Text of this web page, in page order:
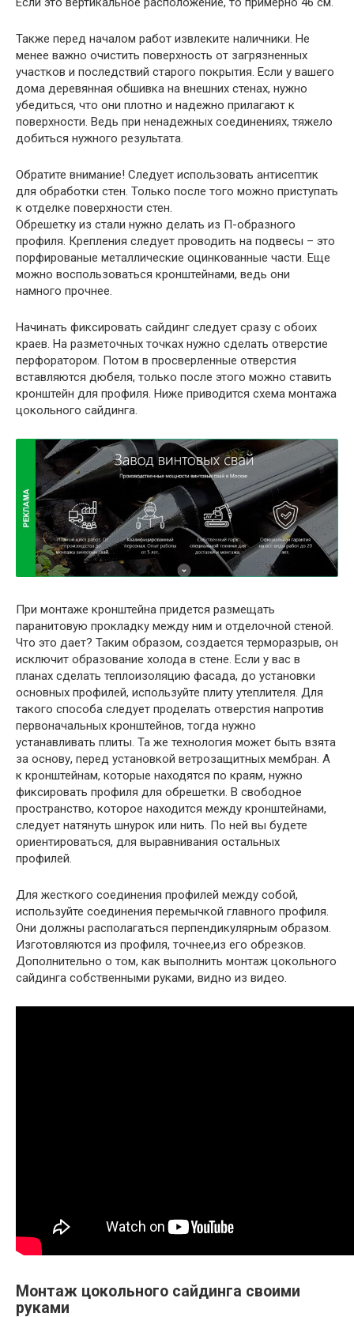
Также перед началом работ извлеките наличники. Не
менее важно очистить поверхность от загрязненных
участков и последствий старого покрытия. Если у вашего
дома деревянная обшивка на внешних стенах, нужно
убедиться, что они плотно и надежно прилагают к
поверхности. Ведь при ненадежных соединениях, тяжело
добиться нужного результата.
Обратите внимание! Следует использовать антисептик
для обработки стен. Только после того можно приступать
к отделке поверхности стен.
Обрешетку из стали нужно делать из П-образного
профиля. Крепления следует проводить на подвесы – это
порфированые металлические оцинкованные части. Еще
можно воспользоваться кронштейнами, ведь они
намного прочнее.
Начинать фиксировать сайдинг следует сразу с обоих
краев. На разметочных точках нужно сделать отверстие
перфоратором. Потом в просверленные отверстия
вставляются дюбеля, только после этого можно ставить
кронштейн для профиля. Ниже приводится схема монтажа
цокольного сайдинга.
При монтаже кронштейна придется размещать
паранитовую прокладку между ним и отделочной стеной.
Что это дает? Таким образом, создается терморазрыв, он
исключит образование холода в стене. Если у вас в
планах сделать теплоизоляцию фасада, до установки
основных профилей, используйте плиту утеплителя. Для
такого способа следует проделать отверстия напротив
первоначальных кронштейнов, тогда нужно
устанавливать плиты. Та же технология может быть взята
за основу, перед установкой ветрозащитных мембран. А
к кронштейнам, которые находятся по краям, нужно
фиксировать профиля для обрешетки. В свободное
пространство, которое находится между кронштейнами,
следует натянуть шнурок или нить. По ней вы будете
ориентироваться, для выравнивания остальных
профилей.
Для жесткого соединения профилей между собой,
используйте соединения перемычкой главного профиля.
Они должны располагаться перпендикулярным образом.
Изготовляются из профиля, точнее,из его обрезков.
Дополнительно о том, как выполнить монтаж цокольного
сайдинга собственными руками, видно из видео.
Монтаж цокольного сайдинга своими
руками